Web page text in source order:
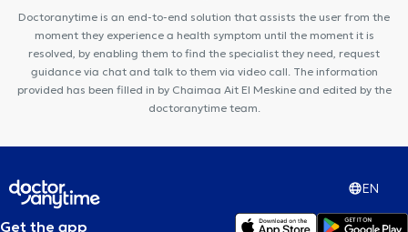
Doctoranytime is an end-to-end solution that assists the user from the
moment they experience a health symptom until the moment it is
resolved, by enabling them to find the specialist they need, request
guidance via chat and talk to them via video call. The information
provided has been filled in by Chaimaa Ait El Meskine and edited by the
doctoranytime team.
EN
Get the app